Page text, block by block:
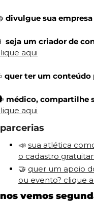
divulgue sua
aqui
quer ter um conteúdo
aqui
parcerias
📣 sua atlética
o cadastro
🤝 quer um apoio
ou evento? clique
nos vemos